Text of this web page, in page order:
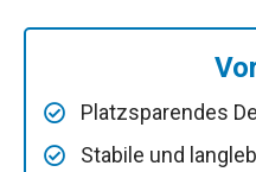
Platzsparendes
Stabile und